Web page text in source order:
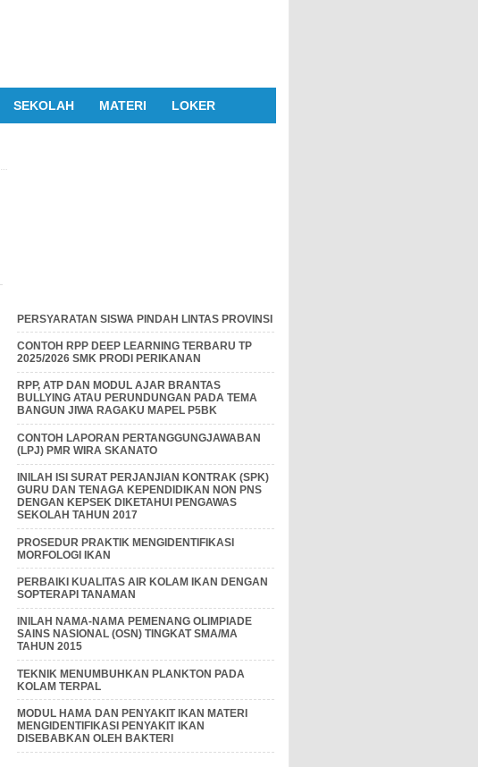
SEKOLAH MATERI LOKER
PERSYARATAN SISWA PINDAH LINTAS PROVINSI
CONTOH RPP DEEP LEARNING TERBARU TP
2025/2026 SMK PRODI PERIKANAN
RPP, ATP DAN MODUL AJAR BRANTAS
BULLYING ATAU PERUNDUNGAN PADA TEMA
BANGUN JIWA RAGAKU MAPEL P5BK
CONTOH LAPORAN PERTANGGUNGJAWABAN
(LPJ) PMR WIRA SKANATO
INILAH ISI SURAT PERJANJIAN KONTRAK (SPK)
GURU DAN TENAGA KEPENDIDIKAN NON PNS
DENGAN KEPSEK DIKETAHUI PENGAWAS
SEKOLAH TAHUN 2017
PROSEDUR PRAKTIK MENGIDENTIFIKASI
MORFOLOGI IKAN
PERBAIKI KUALITAS AIR KOLAM IKAN DENGAN
SOPTERAPI TANAMAN
INILAH NAMA-NAMA PEMENANG OLIMPIADE
SAINS NASIONAL (OSN) TINGKAT SMA/MA
TAHUN 2015
TEKNIK MENUMBUHKAN PLANKTON PADA
KOLAM TERPAL
MODUL HAMA DAN PENYAKIT IKAN MATERI
MENGIDENTIFIKASI PENYAKIT IKAN
DISEBABKAN OLEH BAKTERI